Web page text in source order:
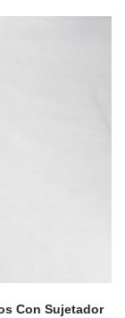
Con Sujetador